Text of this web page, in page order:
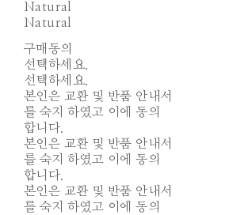
Natural
Natural
구매동의
선택하세요.
선택하세요.
본인은 교환 및 반품 안내서
를 숙지 하였고 이에 동의
합니다.
본인은 교환 및 반품 안내서
를 숙지 하였고 이에 동의
합니다.
본인은 교환 및 반품 안내서
를 숙지 하였고 이에 동의